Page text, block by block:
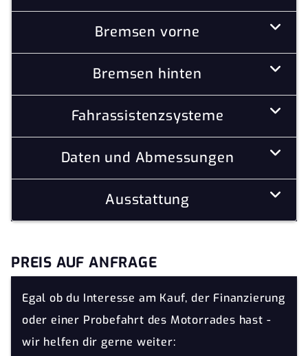
Bremsen vorne
Bremsen hinten
Fahrassistenzsysteme
Daten und Abmessungen
Ausstattung
PREIS AUF ANFRAGE
Egal ob du Interesse am Kauf, der Finanzierung
oder einer Probefahrt des Motorrades hast -
wir helfen dir gerne weiter: